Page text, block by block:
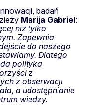
badań
Marija Gabriel:
niż tylko
Zapewnia
do naszego
Dlatego
polityka
z
z obserwacji
a udostępnianie
wiedzy.